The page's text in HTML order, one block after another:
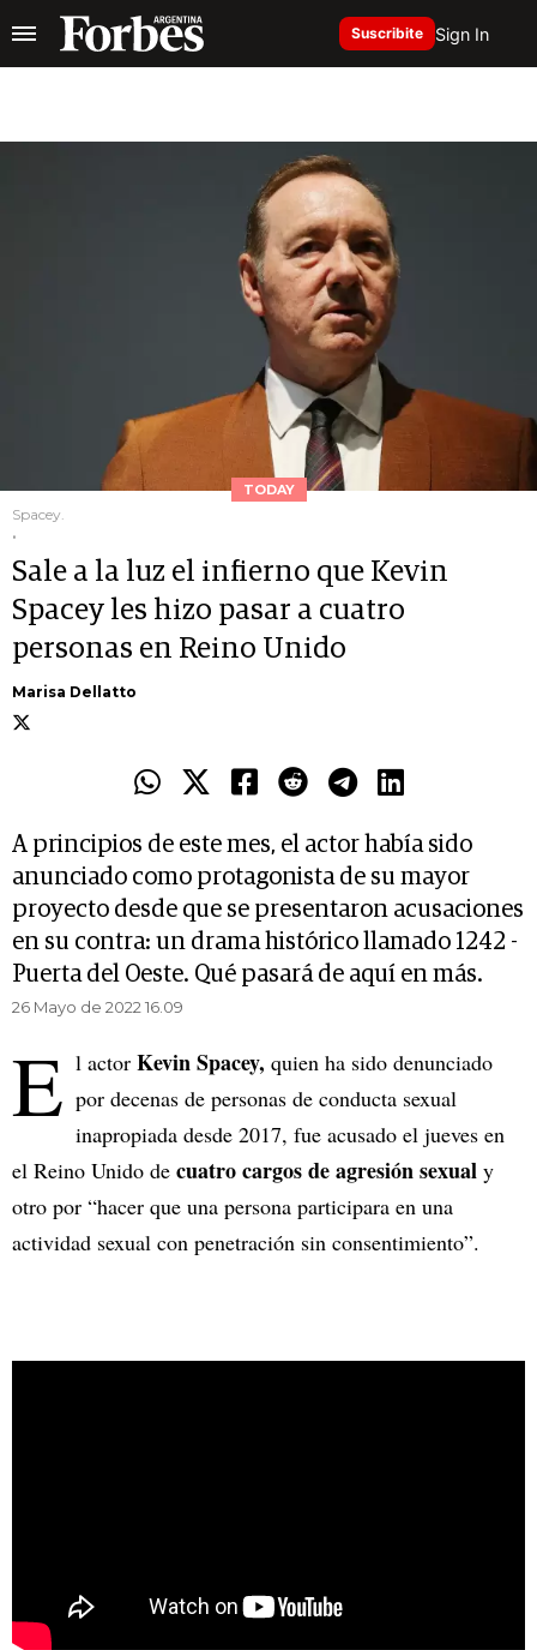
Suscribite Sign In
TODAY
Spacey.
.
Sale a la luz el infierno que Kevin
Spacey les hizo pasar a cuatro
personas en Reino Unido
Marisa Dellatto
A principios de este mes, el actor había sido
anunciado como protagonista de su mayor
proyecto desde que se presentaron acusaciones
en su contra: un drama histórico llamado 1242 -
Puerta del Oeste. Qué pasará de aquí en más.
26 Mayo de 2022 16.09
E l actor Kevin Spacey, quien ha sido denunciado
por decenas de personas de conducta sexual
inapropiada desde 2017, fue acusado el jueves en
el Reino Unido de cuatro cargos de agresión sexual y
otro por “hacer que una persona participara en una
actividad sexual con penetración sin consentimiento”.